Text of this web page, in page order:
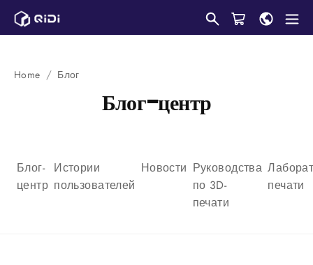
Пропустить
контент
Home Блог
Блог-центр
Блог-
центр
Истории
пользователей
Новости Руководства
по 3D-
печати
печати